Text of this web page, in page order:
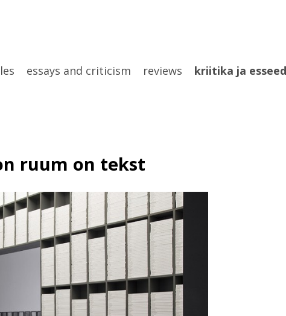
essays and criticism reviews kriitika ja esseed
ruum on tekst